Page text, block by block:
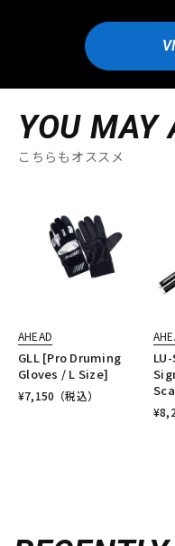
YOU MAY
こちらもオススメ
AHEAD
GLL [Pro Druming
Gloves / L Size]
¥7,150 （税込）
¥